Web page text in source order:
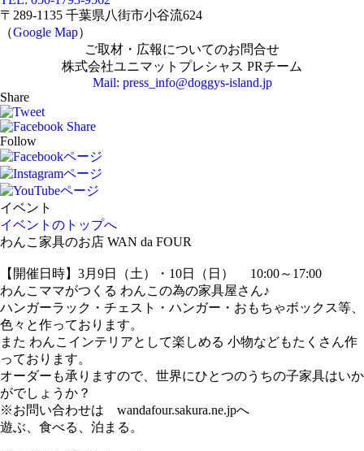
〒289-1135 千葉県八街市小谷流624
（Google Map）
ご取材・広報についてのお問合せ
株式会社ユニマットプレシャス PRチーム
Mail: press_info@doggys-island.jp
Share
Follow
イベント
イベントのトップへ
わんこ家具のお店 WAN da FOUR
【開催日時】3月9日（土）・10日（日） 10:00～17:00
わんこママがつくる わんこの為の家具屋さん♪
ハンガーラック・チェスト・ハンガー・おもちゃボックス等、
色々と作っております。
また わんこインテリアとして楽しめる 小物などもたくさん作
っております。
オーダーも承りますので、世界にひとつのうちの子家具はいか
がでしょうか？
※お問い合わせは wandafour.sakura.ne.jpへ
遊ぶ、食べる、泊まる。